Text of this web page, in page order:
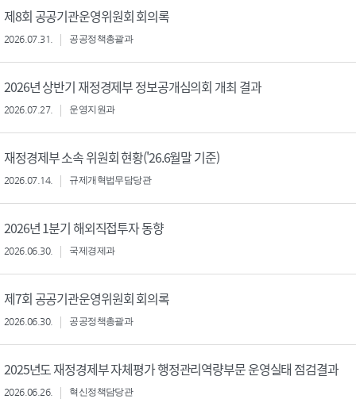
제8회 공공기관운영위원회 회의록
2026.07.31. 공공정책총괄과
2026년 상반기 재정경제부 정보공개심의회 개최 결과
2026.07.27. 운영지원과
재정경제부 소속 위원회 현황('26.6월말 기준)
2026.07.14. 규제개혁법무담당관
2026년 1분기 해외직접투자 동향
2026.06.30. 국제경제과
제7회 공공기관운영위원회 회의록
2026.06.30. 공공정책총괄과
2025년도 재정경제부 자체평가 행정관리역량부문 운영실태 점검결과
2026.06.26. 혁신정책담당관